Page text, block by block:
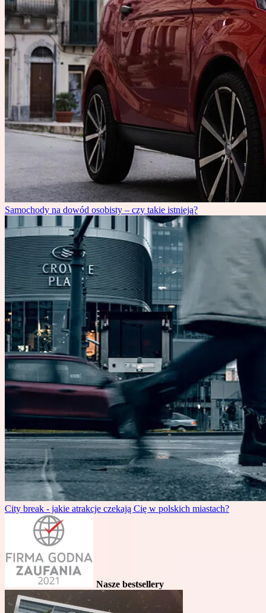
Samochody na dowód osobisty – czy takie istnieją?
City break - jakie atrakcje czekają Cię w polskich miastach?
Nasze bestsellery